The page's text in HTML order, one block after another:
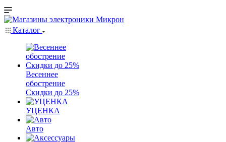
Каталог
Весеннее
обострение
Скидки до 25%
УЦЕНКА
Авто